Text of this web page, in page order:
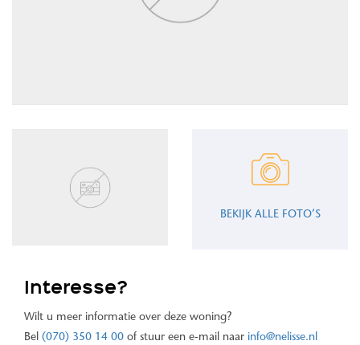
BEKIJK ALLE FOTO’S
Interesse?
Wilt u meer informatie over deze woning?
Bel (070) 350 14 00 of stuur een e-mail naar info@nelisse.nl